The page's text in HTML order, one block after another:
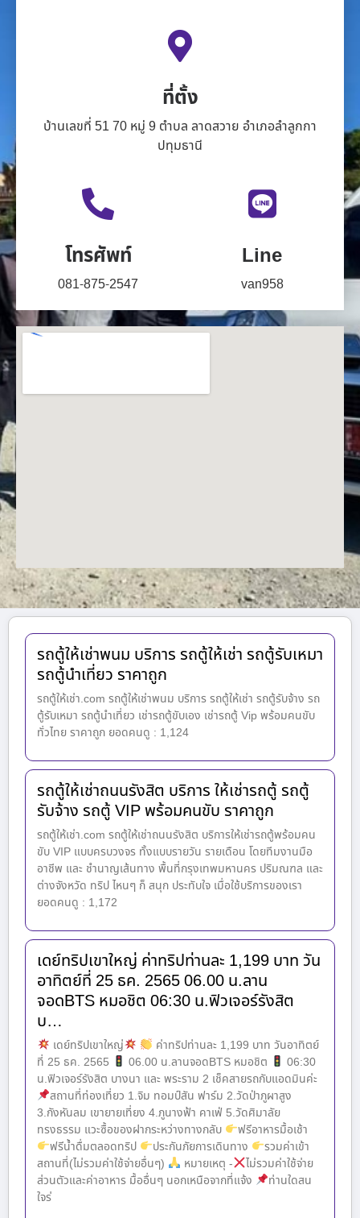
ที่ตั้ง
บ้านเลขที่ 51 70 หมู่ 9 ตำบล ลาดสวาย อำเภอลำลูกกา
ปทุมธานี
โทรศัพท์
081-875-2547
Line
van958
รถตู้ให้เช่าพนม บริการ รถตู้ให้เช่า รถตู้รับเหมา
รถตู้นำเที่ยว ราคาถูก
รถตู้ให้เช่า.com รถตู้ให้เช่าพนม บริการ รถตู้ให้เช่า รถตู้รับจ้าง รถ
ตู้รับเหมา รถตู้นำเที่ยว เช่ารถตู้ขับเอง เช่ารถตู้ Vip พร้อมคนขับ
ทั่วไทย ราคาถูก ยอดคนดู : 1,124
รถตู้ให้เช่าถนนรังสิต บริการ ให้เช่ารถตู้ รถตู้
รับจ้าง รถตู้ VIP พร้อมคนขับ ราคาถูก
รถตู้ให้เช่า.com รถตู้ให้เช่าถนนรังสิต บริการให้เช่ารถตู้พร้อมคน
ขับ VIP แบบครบวงจร ทั้งแบบรายวัน รายเดือน โดยทีมงานมือ
อาชีพ และ ชำนาญเส้นทาง พื้นที่กรุงเทพมหานคร ปริมณฑล และ
ต่างจังหวัด ทริป ไหนๆ ก็ สนุก ประทับใจ เมื่อใช้บริการของเรา
ยอดคนดู : 1,172
เดย์ทริปเขาใหญ่ ค่าทริปท่านละ 1,199 บาท วัน
อาทิตย์ที่ 25 ธค. 2565 06.00 น.ลาน
จอดBTS หมอชิต 06:30 น.ฟิวเจอร์รังสิต
บ…
เดย์ทริปเขาใหญ่
ค่าทริปท่านละ 1,199 บาท วันอาทิตย์
ที่ 25 ธค. 2565
06.00 น.ลานจอดBTS หมอชิต
06:30
น.ฟิวเจอร์รังสิต บางนา และ พระราม 2 เช็คสายรถกับแอดมินค่ะ
สถานที่ท่องเที่ยว 1.จิม ทอมป์สัน ฟาร์ม 2.วัดป่าภูผาสูง
3.กังหันลม เขายายเที่ยง 4.ภูนางฟ้า คาเฟ่ 5.วัดศิมาลัย
ทรงธรรม แวะซื้อของฝากระหว่างทางกลับ
ฟรีอาหารมื้อเช้า
ฟรีน้ำดื่มตลอดทริป
ประกันภัยการเดินทาง
รวมค่าเข้า
สถานที่(ไม่รวมค่าใช้จ่ายอื่นๆ)
หมายเหตุ -
ไม่รวมค่าใช้จ่าย
ส่วนตัวและค่าอาหาร มื้ออื่นๆ นอกเหนือจากที่แจ้ง
ท่านใดสน
ใจร่